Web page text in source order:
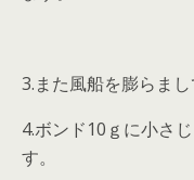
3.また風船を膨らま
4.ボンド10ｇに小さ
す。